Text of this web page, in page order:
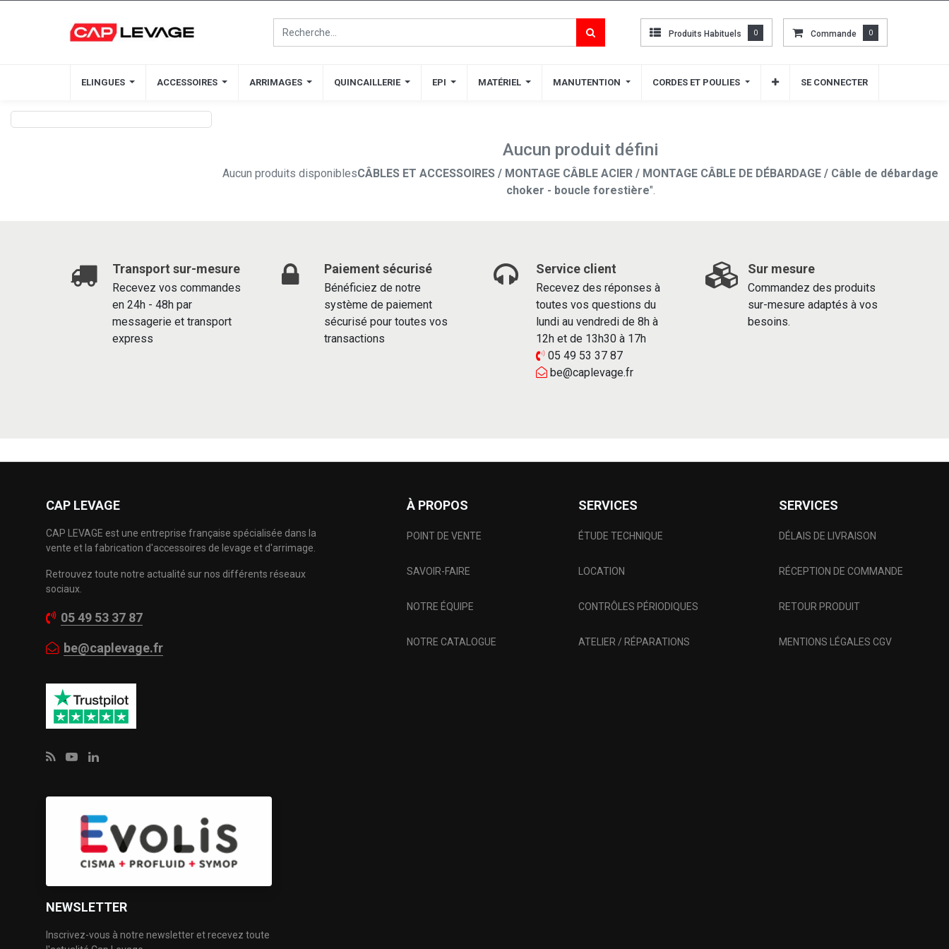
Produits Habituels 0 Commande 0
ELINGUES ACCESSOIRES ARRIMAGES QUINCAILLERIE EPI MATÉRIEL MANUTENTION CORDES ET POULIES SE CONNECTER
Produits Habituels 0 Commande 0
ELINGUES ACCESSOIRES ARRIMAGES QUINCAILLERIE EPI MATÉRIEL MANUTENTION CORDES ET POULIES SE CONNECTER
Aucun produit défini
Aucun produits disponiblesCÂBLES ET ACCESSOIRES / MONTAGE CÂBLE ACIER / MONTAGE CÂBLE DE DÉBARDAGE / Câble de débardage
choker - boucle forestière".
Transport sur-mesure
Recevez vos commandes
en 24h - 48h par
messagerie et transport
express
Paiement sécurisé
Bénéficiez de notre
système de paiement
sécurisé pour toutes vos
transactions
Service client
Recevez des réponses à
toutes vos questions du
lundi au vendredi de 8h à
12h et de 13h30 à 17h
05 49 53 37 87
be@caplevage.fr
Sur mesure
Commandez des produits
sur-mesure adaptés à vos
besoins.
CAP LEVAGE
CAP LEVAGE est une entreprise française spécialisée dans la
vente et la fabrication d'accessoires de levage et d'arrimage.
Retrouvez toute notre actualité sur nos différents réseaux
sociaux.
05 49 53 37 87
be@caplevage.fr
À PROPOS
POINT DE VENTE
SAVOIR-FAIRE
NOTRE ÉQUIPE
NOTRE CATALOGUE
SERVICES
ÉTUDE TECHNIQUE
LOCATION
CONTRÔLES PÉRIODIQUES
ATELIER / RÉPARATIONS
SERVICES
DÉLAIS DE LIVRAISON
RÉCEPTION DE COMMANDE
RETOUR PRODUIT
MENTIONS LÉGALES CGV
NEWSLETTER
Inscrivez-vous à notre newsletter et recevez toute